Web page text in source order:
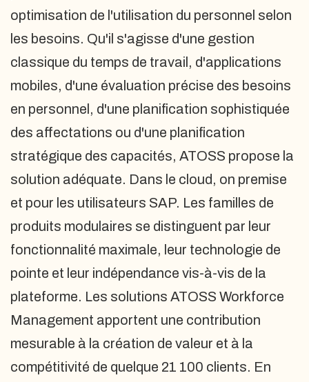
optimisation de l'utilisation du personnel selon
les besoins. Qu'il s'agisse d'une gestion
classique du temps de travail, d'applications
mobiles, d'une évaluation précise des besoins
en personnel, d'une planification sophistiquée
des affectations ou d'une planification
stratégique des capacités, ATOSS propose la
solution adéquate. Dans le cloud, on premise
et pour les utilisateurs SAP. Les familles de
produits modulaires se distinguent par leur
fonctionnalité maximale, leur technologie de
pointe et leur indépendance vis-à-vis de la
plateforme. Les solutions ATOSS Workforce
Management apportent une contribution
mesurable à la création de valeur et à la
compétitivité de quelque 21 100 clients. En